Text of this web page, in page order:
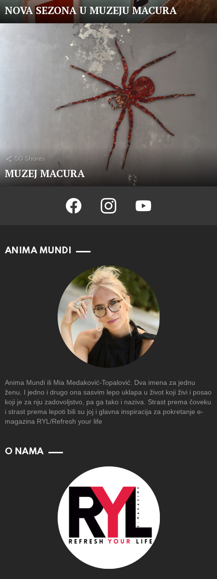
NOVA SEZONA U MUZEJU MACURA
50 Shares
MUZEJ MACURA
facebook instagram youtube
ANIMA MUNDI
Anima Mundi ili Mia Medaković-Topalović. Dva imena za jednu
ženu. I jedno i drugo ona sasvim lepo uklapa u život koji živi i posao
koji je za nju zadovoljstvo, pa ga tako i naziva. Strast prema čoveku
i strast prema lepoti bili su joj i glavna inspiracija za pokretanje e-
magazina RYL/Refresh your life
O NAMA